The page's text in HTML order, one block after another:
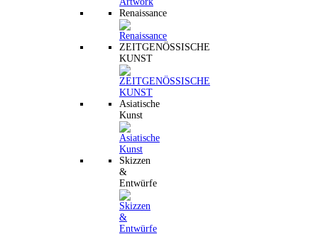
Renaissance
ZEITGENÖSSISCHE
KUNST
Asiatische
Kunst
Skizzen
&
Entwürfe